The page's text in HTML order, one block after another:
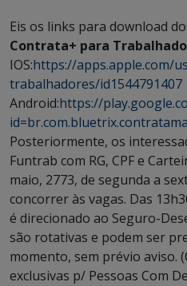
Eis os links para download
Contrata+ para
IOS:https://apps.apple.com/
trabalhadores/id1544791407
Android:https://
Posteriormente, os
Funtrab com RG, CPF e
maio, 2773, de segunda a
concorrer às vagas. Das
é direcionado ao Seguro-
são rotativas e podem ser
momento, sem prévio aviso.
exclusivas p/ Pessoas Com